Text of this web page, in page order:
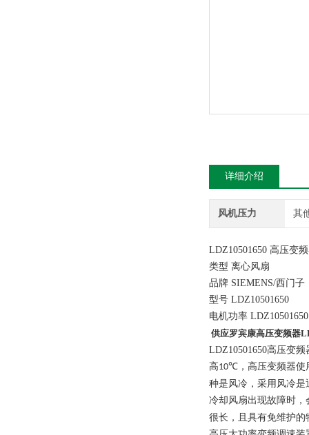
详细介绍
风机压力 其
LDZ10501650 高压变
类型 离心风扇
品牌 SIEMENS/西门子
型号 LDZ10501650
电机功率
供应罗宾康高压变频器
LDZ10501650高压变
高10℃ ，高压变频器
种是风冷，采用风冷
冷却风扇出现故障时
很长，且具有免维护